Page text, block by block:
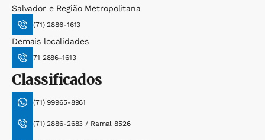
Salvador e Região Metropolitana
(71) 2886-1613
Demais localidades
71 2886-1613
Classificados
(71) 99965-8961
(71) 2886-2683 / Ramal 8526